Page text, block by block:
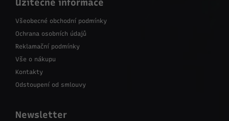
Užitečné informace
Všeobecné obchodní podmínky
Ochrana osobních údajů
Reklamační podmínky
Vše o nákupu
Kontakty
Odstoupení od smlouvy
Newsletter